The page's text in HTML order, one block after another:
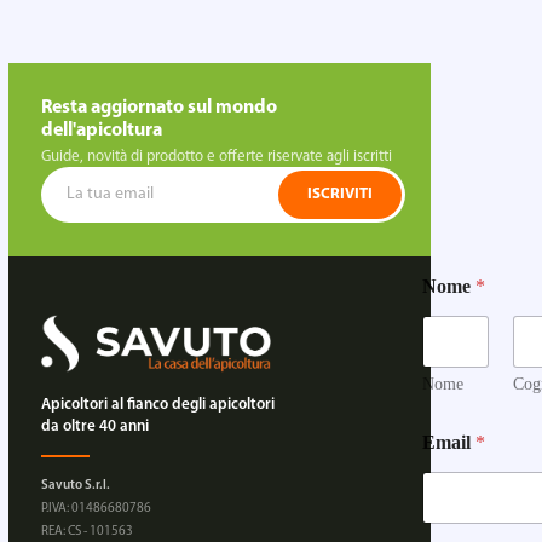
Resta aggiornato sul mondo
dell'apicoltura
Guide, novità di prodotto e offerte riservate agli iscritti
ISCRIVITI
Apicoltori al fianco degli apicoltori
da oltre 40 anni
Savuto S.r.l.
P.IVA: 01486680786
REA: CS - 101563
e
s
a
o
Q
a
Nome *
Nome
Email *